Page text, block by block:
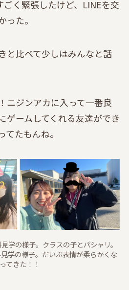
く緊張したけど、LINEを交
った。
と比べて少しはみんなと話
ニジンアカに入って一番良
ゲームしてくれる友達ができ
たもんね。
学の様子。クラスの子とパシャリ。
学の様子。だいぶ表情が柔らかくな
ってきた！！